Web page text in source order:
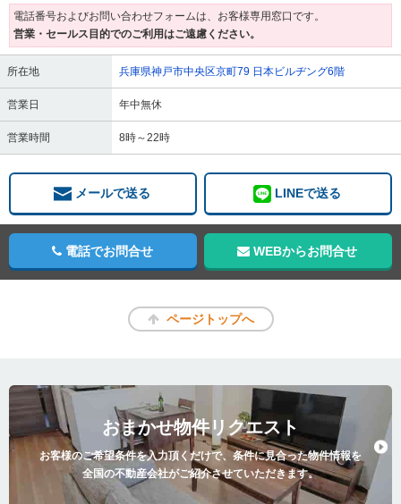
電話番号およびお問い合わせフォームは、お客様専用窓口です。
営業・セールス目的でのご利用はご遠慮ください。
所在地 兵庫県神戸市中央区京町79 日本ビルヂング6階
営業日 年中無休
営業時間 8時～22時
メールで送る LINEで送る
電話でお問合せ WEBからお問合せ
ページトップへ
おまかせ物件リクエスト
お客様のご希望条件を入力頂くだけで、条件に見合った物件情報を
全国の不動産会社がご紹介させていただきます。